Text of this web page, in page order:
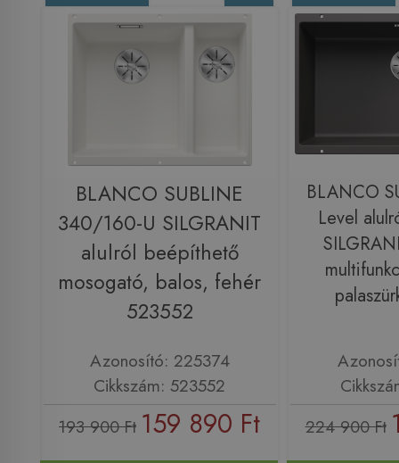
BLANCO SUBLINE
340/160-U SILGRANIT
alulról beépíthető
mosogató, balos, fehér
523552
Azonosító: 225374
Cikkszám: 523552
193 900 Ft 159 890 Ft
BLANCO
Level
224 900 Ft